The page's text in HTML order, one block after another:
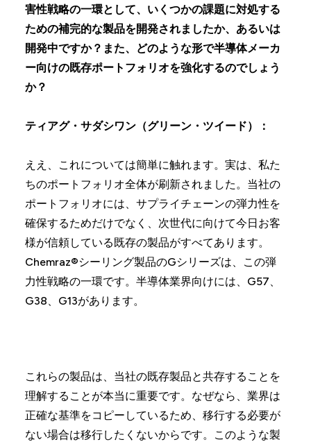
害性戦略の一環として、いくつかの課題に対処する
ための補完的な製品を開発されましたか、あるいは
開発中ですか？また、どのような形で半導体メーカ
ー向けの既存ポートフォリオを強化するのでしょう
か？
ティアグ・サダシワン（グリーン・ツイード）：
ええ、これについては簡単に触れます。実は、私た
ちのポートフォリオ全体が刷新されました。当社の
ポートフォリオには、サプライチェーンの弾力性を
確保するためだけでなく、次世代に向けて今日お客
様が信頼している既存の製品がすべてあります。
Chemraz®シーリング製品のGシリーズは、この弾
力性戦略の一環です。半導体業界向けには、G57、
G38、G13があります。
これらの製品は、当社の既存製品と共存することを
理解することが本当に重要です。なぜなら、業界は
正確な基準をコピーしているため、移行する必要が
ない場合は移行したくないからです。このような製